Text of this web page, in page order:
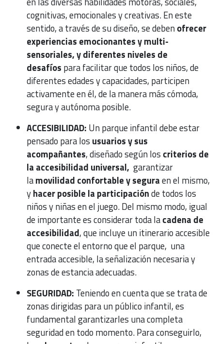
cognitivas, emocionales y creativas. En este
sentido, a través de su diseño, se debenofrecer
experiencias emocionantes y multi-
sensoriales, y diferentes niveles de
desafíos para facilitar que todos los niños, de
diferentes edades y capacidades, participen
activamente en él, de la manera más cómoda,
segura y autónoma posible.
ACCESIBILIDAD: Un parque infantil debe estar
pensado para los usuarios y sus
acompañantes, diseñado según los criterios de
la accesibilidad universal, garantizar
lamovilidad confortable y seguraen el mismo,
yhacer posible la participaciónde todos los
niños y niñas en el juego. Del mismo modo, igual
de importante es considerar toda lacadena de
accesibilidad, que incluye un itinerario accesible
que conecte el entorno que el parque, una
entrada accesible, la señalización necesaria y
zonas de estancia adecuadas.
SEGURIDAD: Teniendo en cuenta que se trata de
zonas dirigidas para un público infantil, es
fundamental garantizarles una completa
seguridad en todo momento. Para conseguirlo,